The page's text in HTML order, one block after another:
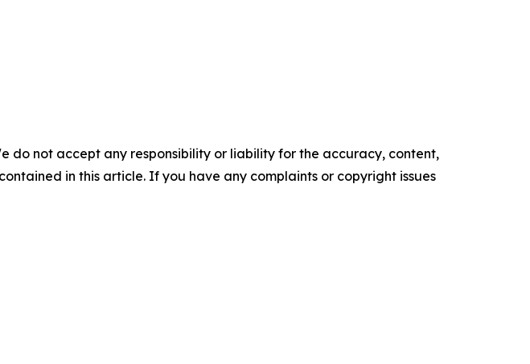
do not accept any responsibility or liability for the accuracy, content,
in this article. If you have any complaints or copyright issues